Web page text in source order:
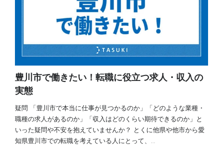
豊川市で働きたい！転職に役立つ求人・収入の
実態
疑問 「豊川市で本当に仕事が見つかるのか」「どのような業種・
職種の求人があるのか」「収入はどのくらい期待できるのか」と
いった疑問や不安を抱えていませんか？ とくに他県や他市から愛
知県豊川市での転職を考えている人にとって、…